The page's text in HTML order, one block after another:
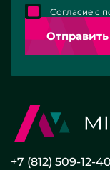
Отправить
Согласие с
+7 (812) 509-12-40